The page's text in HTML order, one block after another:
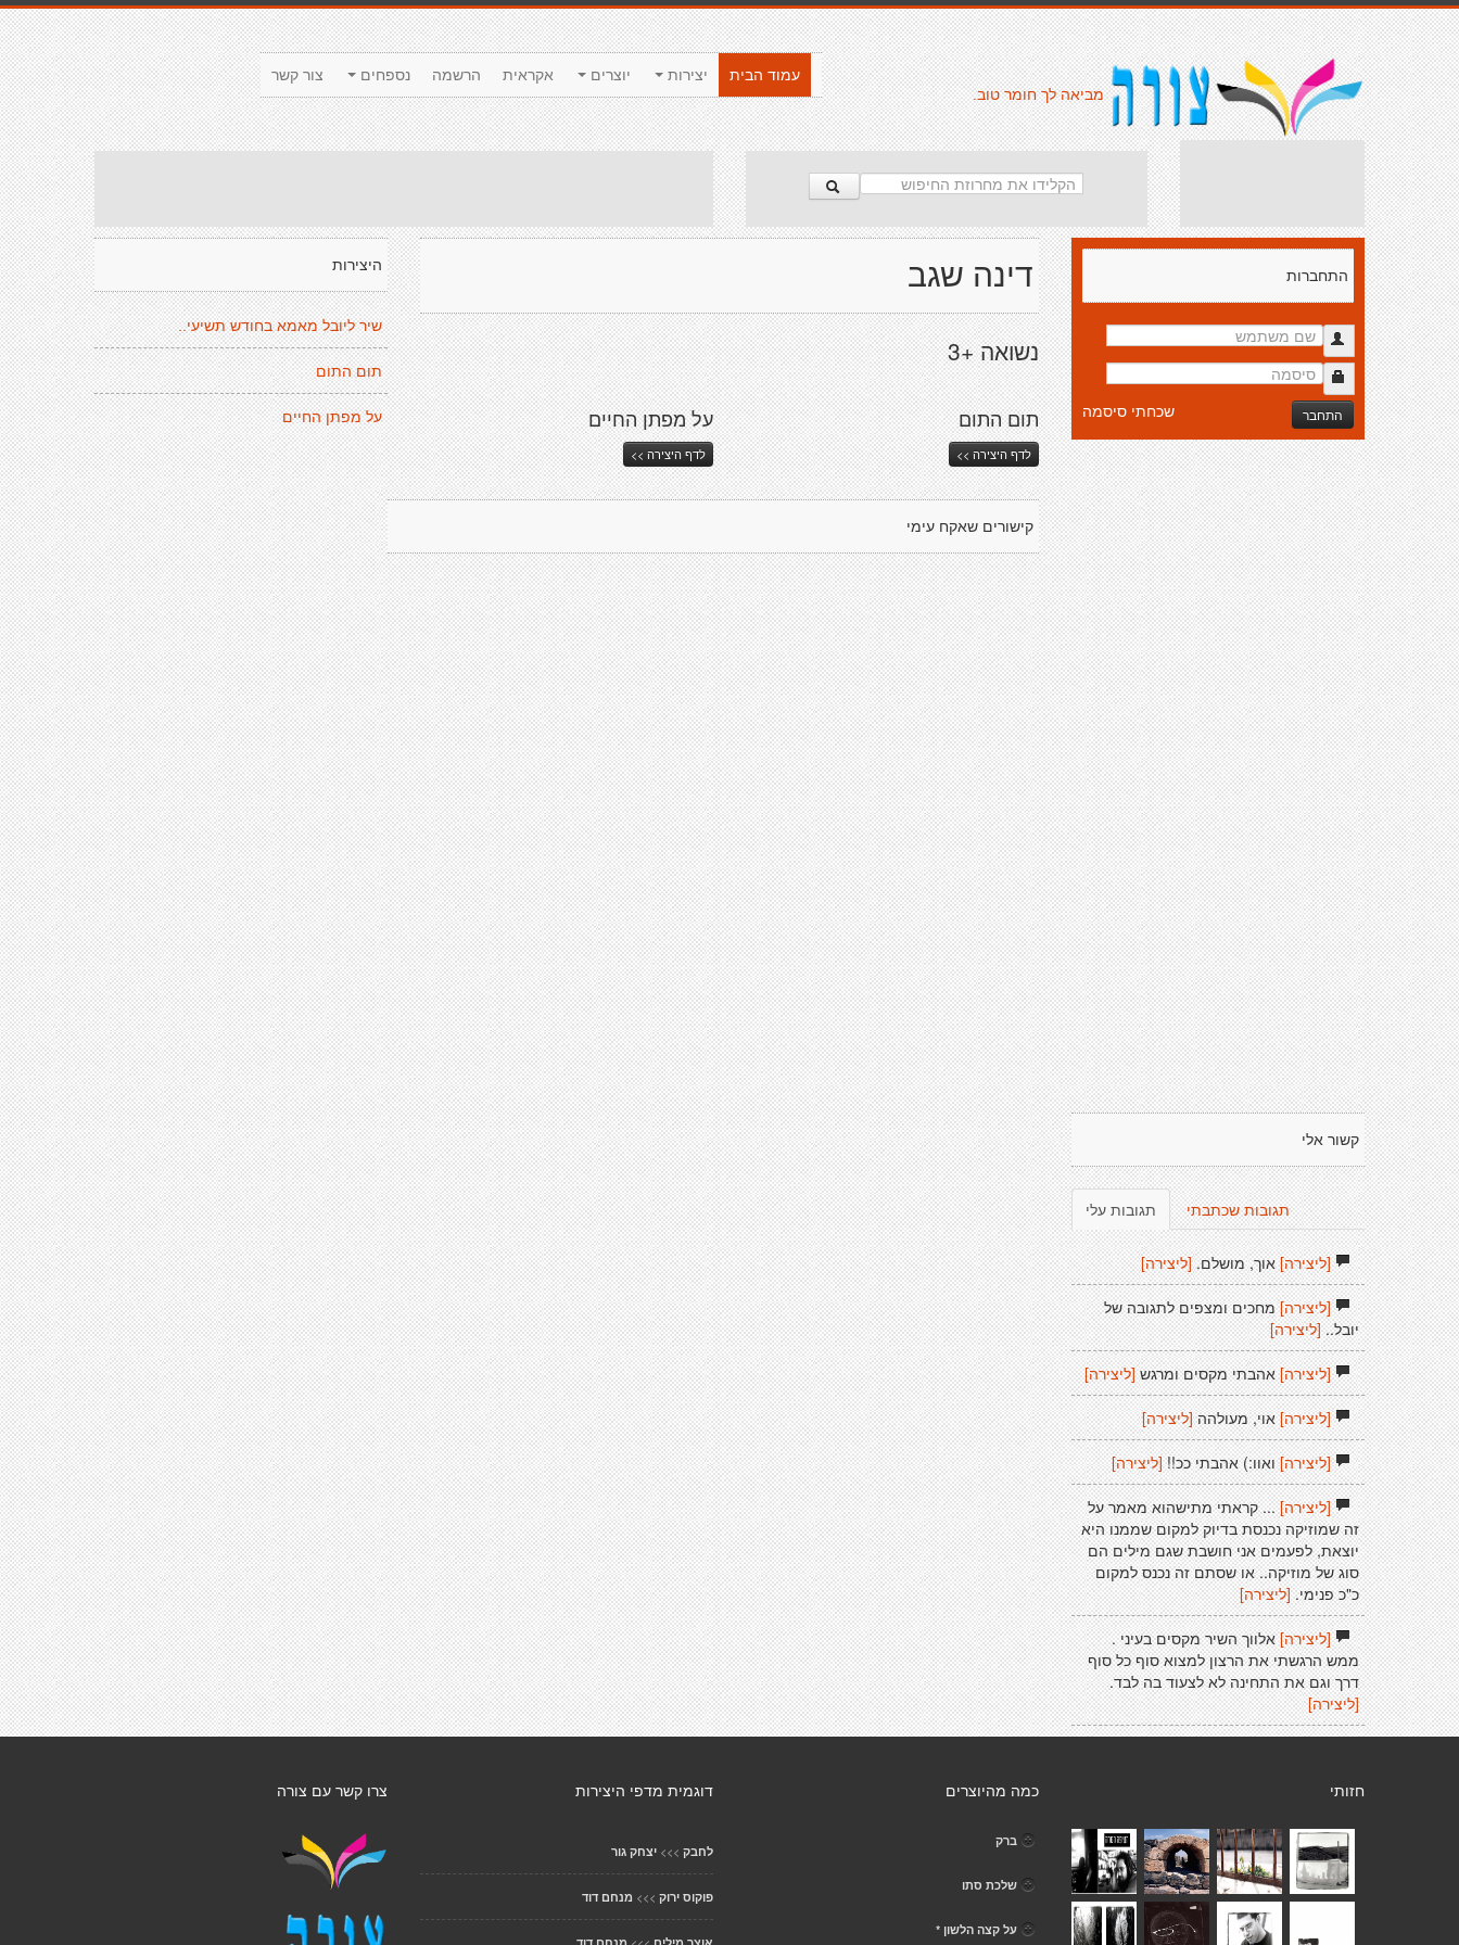
צור קשר נספחים הרשמה אקראית יוצרים יצירות
עמוד הבית
מביאה לך חומר טוב.
היצירות
שיר ליובל מאמא בחודש תשיעי..
תום התום
על מפתן החיים
דינה שגב
נשואה +3
על מפתן החיים
לדף היצירה >>
תום התום
לדף היצירה >>
קישורים שאקח עימי
התחברות
התחבר שכחתי סיסמה
קשור אלי
תגובות עלי תגובות שכתבתי
[ליצירה]אוך, מושלם.[ליצירה]
[ליצירה]מחכים ומצפים לתגובה של
יובל.. [ליצירה]
[ליצירה]אהבתי מקסים ומרגש[ליצירה]
[ליצירה]אוי, מעולהה[ליצירה]
[ליצירה]ואוו:) אהבתי ככ!![ליצירה]
[ליצירה]... קראתי מתישהוא מאמר על
זה שמוזיקה נכנסת בדיוק למקום שממנו היא
יוצאת, לפעמים אני חושבת שגם מילים הם
סוג של מוזיקה.. או שסתם זה נכנס למקום
כ"כ פנימי. [ליצירה]
[ליצירה]אלווך השיר מקסים בעיני .
ממש הרגשתי את הרצון למצוא סוף כל סוף
דרך וגם את התחינה לא לצעוד בה לבד.
[ליצירה]
צרו קשר עם צורה דוגמית מדפי היצירות
לחבק >>> יצחק גור
פוקוס ירוק >>> מנחם דוד
כמה מהיוצרים
ברק
שלכת סתו
על קצה הלשון *
חזותי